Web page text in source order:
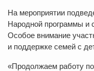
На мероприятии
Народной программы и
Особое внимание
и поддержке семей с
«Продолжаем работу